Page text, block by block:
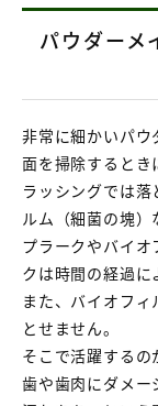
パウダーメ
非常に細かいパウ
面を掃除するとき
ラッシングでは
ルム（細菌の塊）
プラークやバイ
クは時間の経過に
また、バイオフ
とせません。
そこで活躍するの
歯や歯肉にダメー